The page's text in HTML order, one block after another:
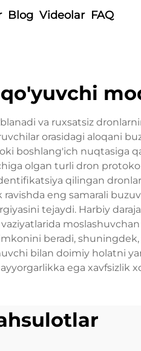
Blog Videolar FAQ
va ruxsatsiz
orasidagi aloqani
boshlang'ich nuqtasiga
olgan turli dron
qilingan
eng samarali
tejaydi. Harbiy
beradi,
bilan doimiy holatni
ega xavfsizlik